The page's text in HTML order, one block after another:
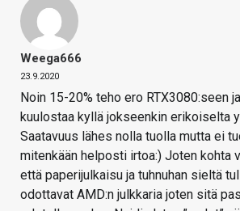
Weega666
23.9.2020
Noin 15-20% teho ero RTX3080:seen
kuulostaa kyllä jokseenkin erikoiselta
Saatavuus lähes nolla tuolla mutta ei
mitenkään helposti irtoa:) Joten kohta
että paperijulkaisu ja tuhnuhan sieltä
odottavat AMD:n julkkaria joten sitä